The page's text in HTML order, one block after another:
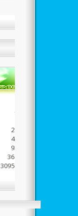
683
2233
4634
9379
36798
3095687